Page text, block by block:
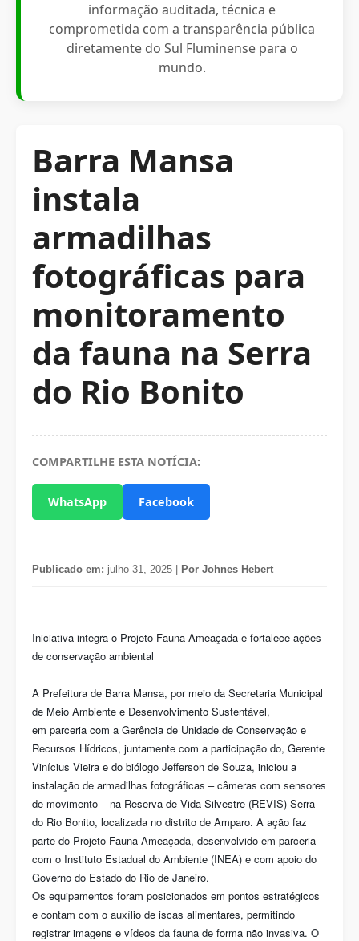
informação auditada, técnica e
comprometida com a transparência pública
diretamente do Sul Fluminense para o
mundo.
Barra Mansa
instala
armadilhas
fotográficas para
monitoramento
da fauna na Serra
do Rio Bonito
COMPARTILHE ESTA NOTÍCIA:
WhatsApp Facebook
Publicado em: julho 31, 2025 | Por Johnes Hebert
Iniciativa integra o Projeto Fauna Ameaçada e fortalece ações
de conservação ambiental
A Prefeitura de Barra Mansa, por meio da Secretaria Municipal
de Meio Ambiente e Desenvolvimento Sustentável,
em parceria com a Gerência de Unidade de Conservação e
Recursos Hídricos, juntamente com a participação do, Gerente
Vinícius Vieira e do biólogo Jefferson de Souza, iniciou a
instalação de armadilhas fotográficas – câmeras com sensores
de movimento – na Reserva de Vida Silvestre (REVIS) Serra
do Rio Bonito, localizada no distrito de Amparo. A ação faz
parte do Projeto Fauna Ameaçada, desenvolvido em parceria
com o Instituto Estadual do Ambiente (INEA) e com apoio do
Governo do Estado do Rio de Janeiro.
Os equipamentos foram posicionados em pontos estratégicos
e contam com o auxílio de iscas alimentares, permitindo
registrar imagens e vídeos da fauna de forma não invasiva. O